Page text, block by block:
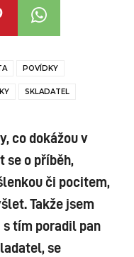
POVÍDKY
SKLADATEL
co dokážou v
se o příběh,
či pocitem,
Takže jsem
tím poradil pan
se